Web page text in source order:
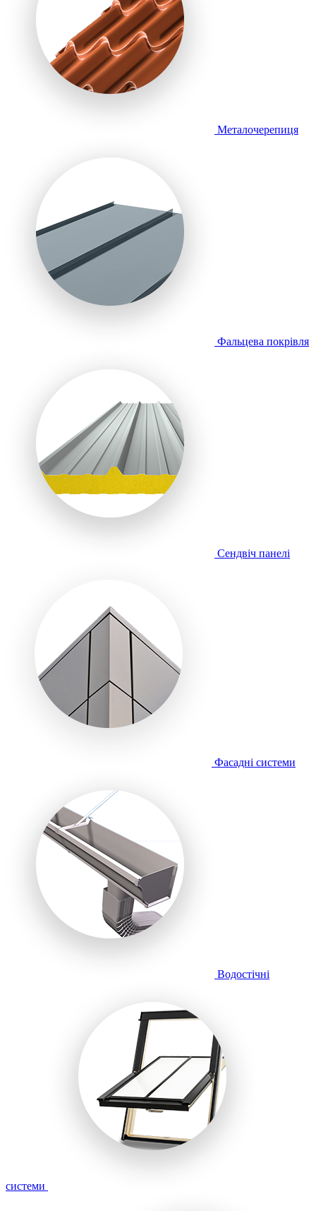
Металочерепиця
Фальцева покрівля
Сендвіч панелі
Фасадні системи
Водостічні
системи